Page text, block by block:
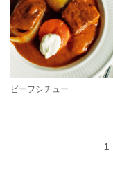
ビーフシチュー
1